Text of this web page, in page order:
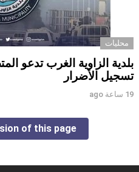
محليات
بلدية الزاوية الغرب تدعو
تسجيل الأضرار
19 ساعة ago
of this page